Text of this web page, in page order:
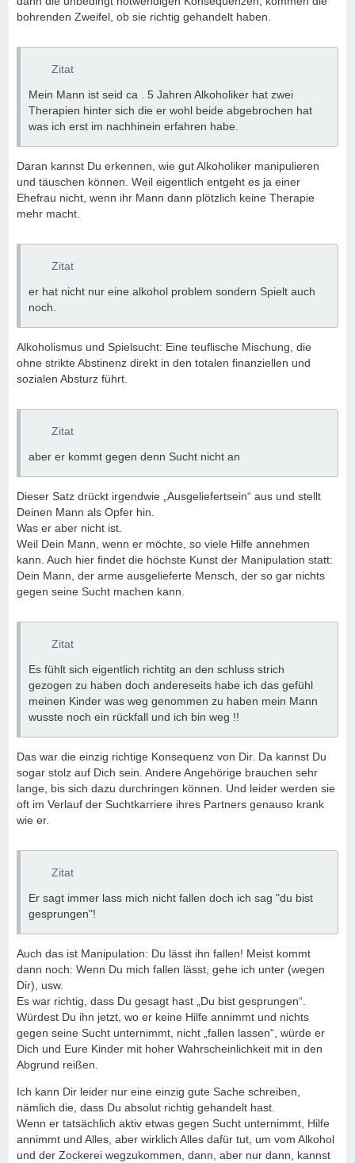
bohrenden Zweifel, ob sie richtig gehandelt haben.
Zitat
Mein Mann ist seid ca . 5 Jahren Alkoholiker hat zwei
Therapien hinter sich die er wohl beide abgebrochen hat
was ich erst im nachhinein erfahren habe.
Daran kannst Du erkennen, wie gut Alkoholiker manipulieren
und täuschen können. Weil eigentlich entgeht es ja einer
Ehefrau nicht, wenn ihr Mann dann plötzlich keine Therapie
mehr macht.
Zitat
er hat nicht nur eine alkohol problem sondern Spielt auch
noch.
Alkoholismus und Spielsucht: Eine teuflische Mischung, die
ohne strikte Abstinenz direkt in den totalen finanziellen und
sozialen Absturz führt.
Zitat
aber er kommt gegen denn Sucht nicht an
Dieser Satz drückt irgendwie „Ausgeliefertsein“ aus und stellt
Deinen Mann als Opfer hin.
Was er aber nicht ist.
Weil Dein Mann, wenn er möchte, so viele Hilfe annehmen
kann. Auch hier findet die höchste Kunst der Manipulation statt:
Dein Mann, der arme ausgelieferte Mensch, der so gar nichts
gegen seine Sucht machen kann.
Zitat
Es fühlt sich eigentlich richtitg an den schluss strich
gezogen zu haben doch andereseits habe ich das gefühl
meinen Kinder was weg genommen zu haben mein Mann
wusste noch ein rückfall und ich bin weg !!
Das war die einzig richtige Konsequenz von Dir. Da kannst Du
sogar stolz auf Dich sein. Andere Angehörige brauchen sehr
lange, bis sich dazu durchringen können. Und leider werden sie
oft im Verlauf der Suchtkarriere ihres Partners genauso krank
wie er.
Zitat
Er sagt immer lass mich nicht fallen doch ich sag "du bist
gesprungen"!
Auch das ist Manipulation: Du lässt ihn fallen! Meist kommt
dann noch: Wenn Du mich fallen lässt, gehe ich unter (wegen
Dir), usw.
Es war richtig, dass Du gesagt hast „Du bist gesprungen“.
Würdest Du ihn jetzt, wo er keine Hilfe annimmt und nichts
gegen seine Sucht unternimmt, nicht „fallen lassen“, würde er
Dich und Eure Kinder mit hoher Wahrscheinlichkeit mit in den
Abgrund reißen.
Ich kann Dir leider nur eine einzig gute Sache schreiben,
nämlich die, dass Du absolut richtig gehandelt hast.
Wenn er tatsächlich aktiv etwas gegen Sucht unternimmt, Hilfe
annimmt und Alles, aber wirklich Alles dafür tut, um vom Alkohol
und der Zockerei wegzukommen, dann, aber nur dann, kannst